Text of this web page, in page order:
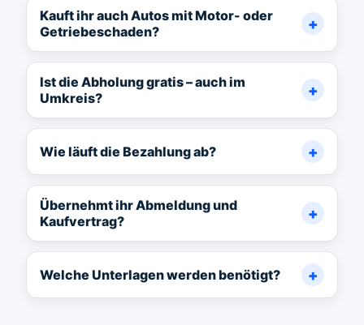
Kauft ihr auch Autos mit Motor- oder
Getriebeschaden?
Ist die Abholung gratis – auch im
Umkreis?
Wie läuft die Bezahlung ab?
Übernehmt ihr Abmeldung und
Kaufvertrag?
Welche Unterlagen werden benötigt?